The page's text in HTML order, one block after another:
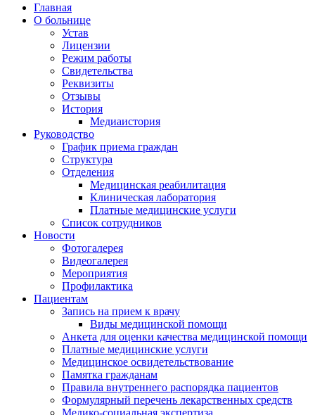
Главная
О больнице
Устав
Лицензии
Режим работы
Свидетельства
Реквизиты
Отзывы
История
Медиаистория
Руководство
График приема граждан
Структура
Отделения
Медицинская реабилитация
Клиническая лаборатория
Платные медицинские услуги
Список сотрудников
Новости
Фотогалерея
Видеогалерея
Мероприятия
Профилактика
Пациентам
Запись на прием к врачу
Виды медицинской помощи
Анкета для оценки качества медицинской помощи
Платные медицинские услуги
Медицинское освидетельствование
Памятка гражданам
Правила внутреннего распорядка пациентов
Формулярный перечень лекарственных средств
Медико-социальная экспертиза